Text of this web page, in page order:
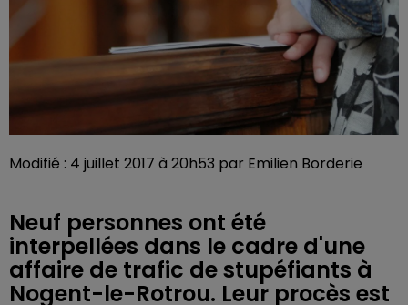
Modifié : 4 juillet 2017 à 20h53 par Emilien Borderie
Neuf personnes ont été
interpellées dans le cadre d'une
affaire de trafic de stupéfiants à
Nogent-le-Rotrou. Leur procès est